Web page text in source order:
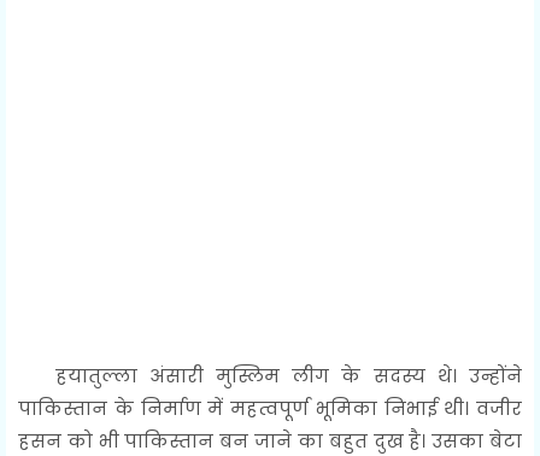
हयातुल्ला अंसारी मुस्लिम लीग के सदस्य थे। उन्होंने
पाकिस्तान के निर्माण में महत्वपूर्ण भूमिका निभाई थी। वजीर
हसन को भी पाकिस्तान बन जाने का बहुत दुख है। उसका बेटा